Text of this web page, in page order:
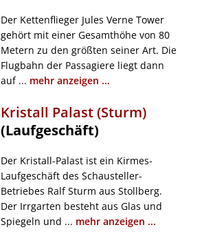
Der Kettenflieger Jules Verne Tower
gehört mit einer Gesamthöhe von 80
Metern zu den größten seiner Art. Die
Flugbahn der Passagiere liegt dann
auf ... mehr anzeigen ...
Kristall Palast (Sturm)
(Laufgeschäft)
Der Kristall-Palast ist ein Kirmes-
Laufgeschäft des Schausteller-
Betriebes Ralf Sturm aus Stollberg.
Der Irrgarten besteht aus Glas und
Spiegeln und ... mehr anzeigen ...